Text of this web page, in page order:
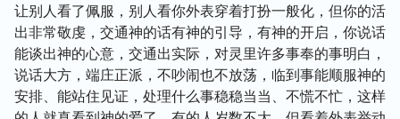
让别人看了佩服，别人看你外表穿着打扮一般化，但你的活
出非常敬虔，交通神的话有神的引导，有神的开启，你说话
能谈出神的心意，交通出实际，对灵里许多事奉的事明白，
说话大方，端庄正派，不吵闹也不放荡，临到事能顺服神的
安排、能站住见证，处理什么事稳稳当当、不慌不忙，这样